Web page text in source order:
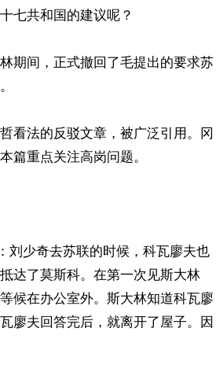
七共和国的建议呢？
期间，正式撤回了毛提出的要求苏
看法的反驳文章，被广泛引用。冈
篇重点关注高岗问题。
刘少奇去苏联的时候，科瓦廖夫也
达了莫斯科。在第一次见斯大林
候在办公室外。斯大林知道科瓦廖
廖夫回答完后，就离开了屋子。因